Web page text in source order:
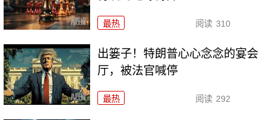
最热 阅读 310
出篓子！特朗普心心念念的宴会
厅，被法官喊停
最热 阅读 292